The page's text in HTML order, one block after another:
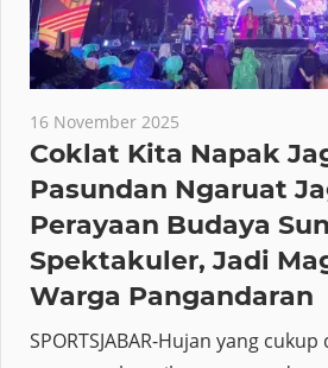
16 November 2025
Coklat Kita Napak
Pasundan Ngaruat
Perayaan Budaya
Spektakuler, Jadi
Warga Pangandaran
SPORTSJABAR-Hujan yang